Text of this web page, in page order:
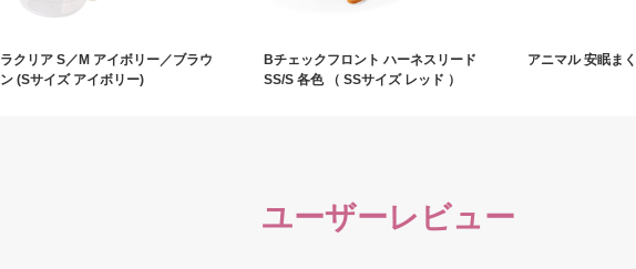
ラクリア S／M アイボリー／ブラウ
ン (Sサイズ アイボリー)
Bチェックフロント ハーネスリード
SS/S 各色 （ SSサイズ レッド ）
アニマル 安眠ま
ユーザーレビュー